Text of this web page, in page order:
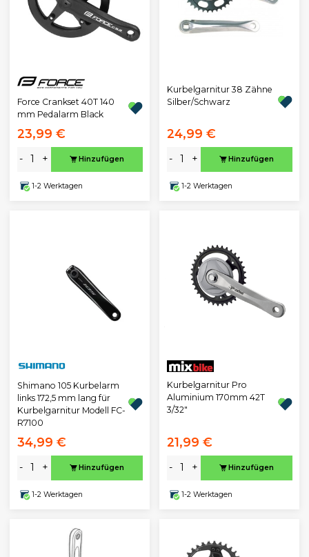
Force Crankset 40T 140
mm Pedalarm Black
23,99 €
- + Hinzufügen
1-2 Werktagen
Kurbelgarnitur 38 Zähne
Silber/Schwarz
24,99 €
- + Hinzufügen
1-2 Werktagen
Shimano 105 Kurbelarm
links 172,5 mm lang für
Kurbelgarnitur Modell FC-
R7100
34,99 €
- + Hinzufügen
1-2 Werktagen
Kurbelgarnitur Pro
Aluminium 170mm 42T
3/32"
21,99 €
- + Hinzufügen
1-2 Werktagen